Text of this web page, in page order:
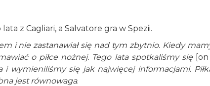
z Cagliari, a Salvatore gra w Spezii.
i nie zastanawiał się nad tym zbytnio. Kiedy
o piłce nożnej. Tego lata spotkaliśmy się [on
i wymieniliśmy się jak najwięcej informacjami.
jest równowaga.